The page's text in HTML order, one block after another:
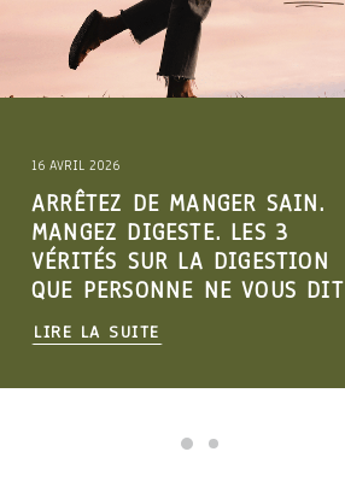
TROUBLES
POURQUOI CE
“DANS VOTRE
LIRE LA SUITE